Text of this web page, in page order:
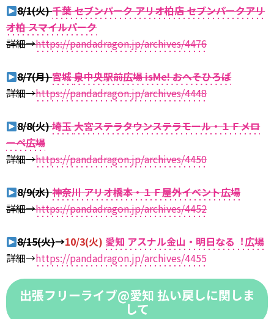
8/1(火)千葉 セブンパーク アリオ柏店 セブンパークアリ
オ柏 スマイルパーク
詳細→https://pandadragon.jp/archives/4476
8/7(月)宮城泉中央駅前広場 isMe! おへそひろば
詳細→https://pandadragon.jp/archives/4448
8/8(火)埼玉⼤宮ステラタウンステラモール・１Ｆメロ
ーペ広場
詳細→https://pandadragon.jp/archives/4450
8/9(水)神奈川アリオ橋本・１Ｆ屋外イベント広場
詳細→https://pandadragon.jp/archives/4452
8/15(火)→10/3(火) 愛知 アスナル⾦⼭・明⽇なる︕広場
詳細→https://pandadragon.jp/archives/4455
出張フリーライブ@愛知 払い戻しに関しま
して